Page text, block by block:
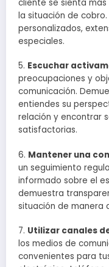
cliente se sienta
la situación de
personalizados,
especiales.
5. Escuchar
preocupaciones y
comunicación.
entiendes su
relación y encontrar
satisfactorias.
6. Mantener una
un seguimiento
informado sobre el
demuestra
situación de manera
7. Utilizar canales
los medios de
convenientes para